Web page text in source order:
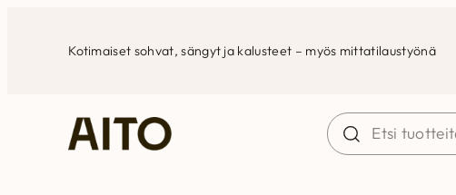
Kotimaiset sohvat, sängyt ja kalusteet – myös mittatilaustyönä